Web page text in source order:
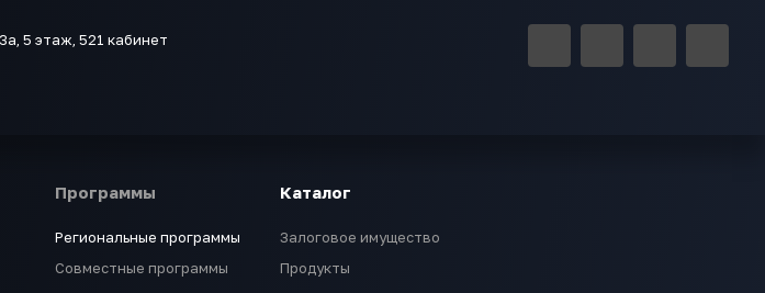
5 этаж, 521 кабинет
Программы
Региональные программы
Совместные программы
Каталог
Залоговое имущество
Продукты